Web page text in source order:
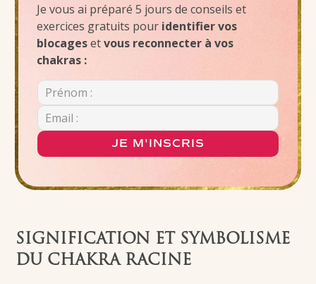
Je vous ai préparé 5 jours de conseils et
exercices gratuits pour identifier vos
blocagesetvous reconnecter à vos
chakras :
JE M'INSCRIS
SIGNIFICATION ET SYMBOLISME
DU CHAKRA RACINE